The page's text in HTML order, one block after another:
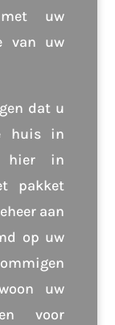
uw
van uw
dat u
huis in
hier in
pakket
aan
op uw
uw
voor